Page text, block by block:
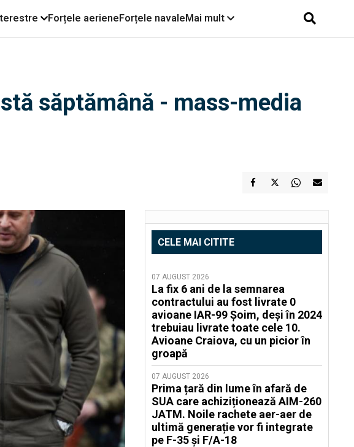
Forțele aerieneForțele navaleMai mult
săptămână - mass-media
CELE MAI CITITE
07 AUGUST 2026
La fix 6 ani de la semnarea
contractului au fost livrate 0
avioane IAR-99 Șoim, deși în 2024
trebuiau livrate toate cele 10.
Avioane Craiova, cu un picior în
groapă
07 AUGUST 2026
Prima țară din lume în afară de
SUA care achiziționează AIM-260
JATM. Noile rachete aer-aer de
ultimă generație vor fi integrate
pe F-35 și F/A-18